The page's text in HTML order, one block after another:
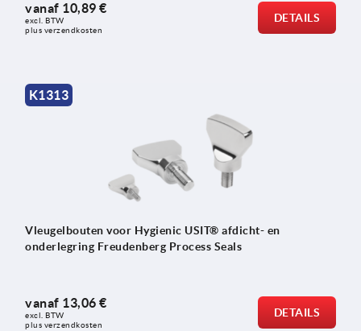
vanaf 10,89 €
excl. BTW
plus verzendkosten
DETAILS
K1313
Vleugelbouten voor Hygienic USIT® afdicht- en
onderlegring Freudenberg Process Seals
vanaf 13,06 €
excl. BTW
plus verzendkosten
DETAILS